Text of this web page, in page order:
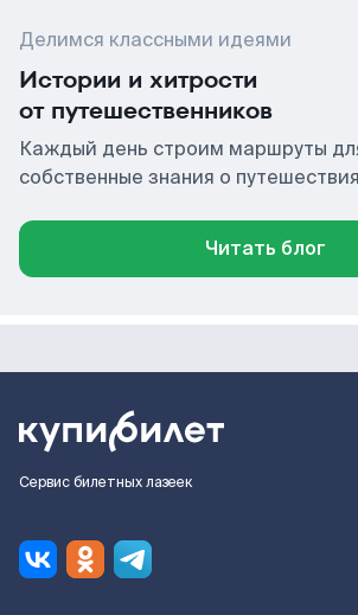
Делимся классными идеями
Истории и хитрости
от путешественников
Каждый день строим маршруты
собственные знания о
Читать блог
Сервис билетных лазеек